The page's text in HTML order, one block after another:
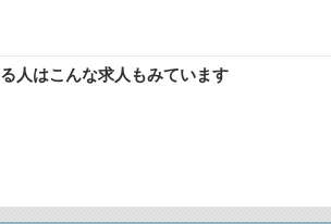
人はこんな求人もみています